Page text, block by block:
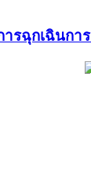
ฉุกเฉินการ